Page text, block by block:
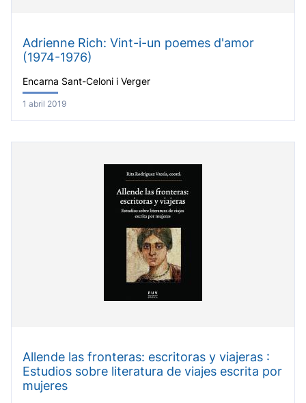
Adrienne Rich: Vint-i-un poemes d'amor
(1974-1976)
Encarna Sant-Celoni i Verger
1 abril 2019
Allende las fronteras: escritoras y viajeras :
Estudios sobre literatura de viajes escrita por
mujeres